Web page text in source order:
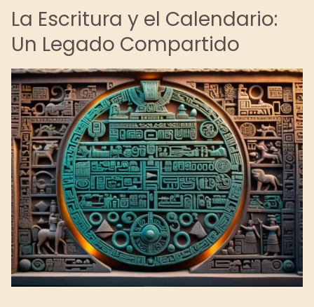
La Escritura y el Calendario:
Un Legado Compartido